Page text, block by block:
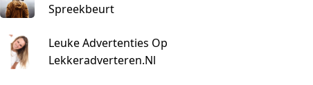
Spreekbeurt
Leuke Advertenties Op
Lekkeradverteren.nl